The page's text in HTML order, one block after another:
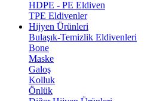
HDPE - PE Eldiven
TPE Eldivenler
Hijyen Ürünleri
Bulaşık-Temizlik Eldivenleri
Bone
Maske
Galoş
Kolluk
Önlük